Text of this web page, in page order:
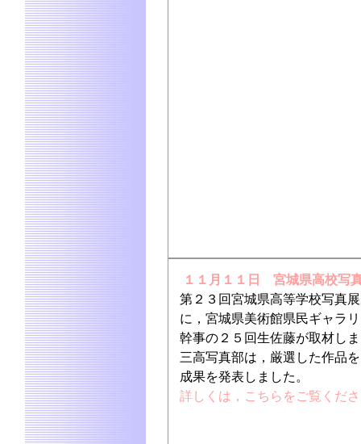
１１月１１日 宮城県高校写
第２３回宮城県高等学校写真
に，宮城県美術館県民ギャラ
幹事の２５回生佐藤が取材し
三高写真部は，厳選した作品
成果を発表しました。
詳しくは，こちらをご覧くだ